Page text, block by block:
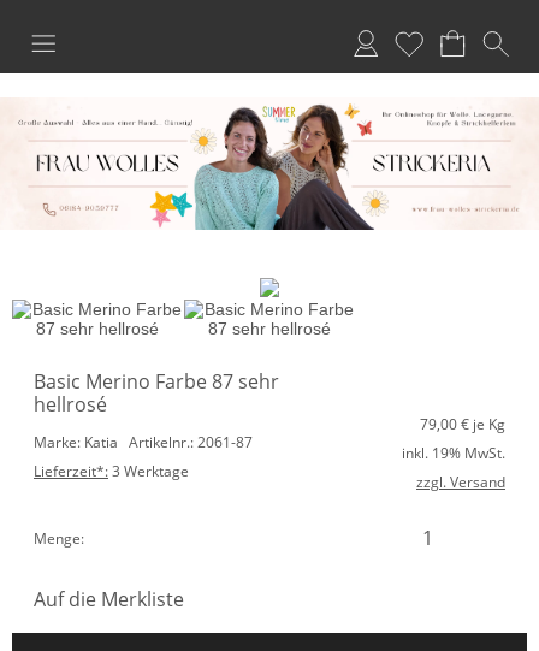
Anmelden
Merkliste
Basic Merino Farbe 87 sehr
hellrosé
Marke: Katia Artikelnr.: 2061-87
Lieferzeit*:3 Werktage
79,00€ je Kg
inkl. 19% MwSt.
zzgl. Versand
Menge:
Auf die Merkliste